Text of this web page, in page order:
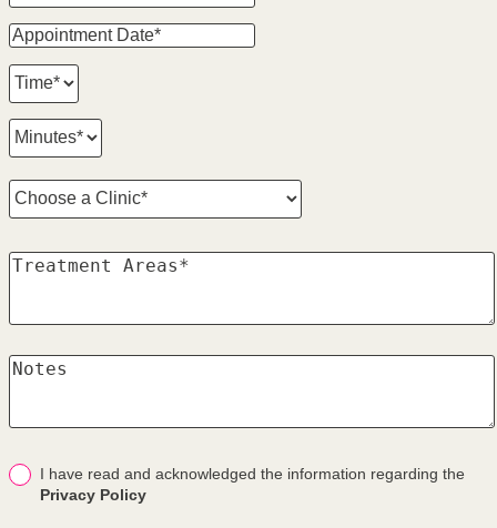
I have read and acknowledged the information regarding the
Privacy Policy